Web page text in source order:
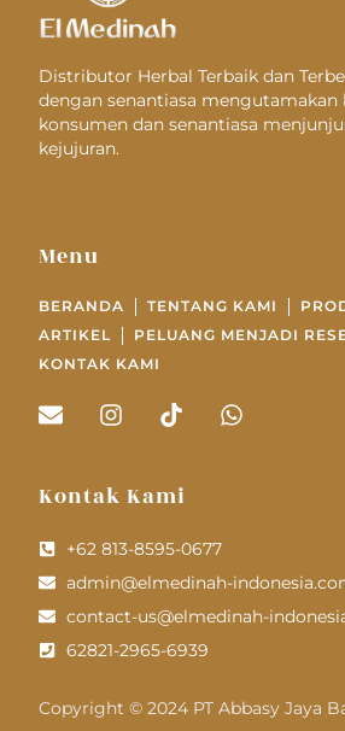
Distributor Herbal Terbaik dan
dengan senantiasa mengutamakan
konsumen dan senantiasa
kejujuran.
Menu
BERANDA TENTANG KAMI
ARTIKEL
PELUANG MENJADI
KONTAK KAMI
Kontak Kami
+62 813-8595-0677
admin@elmedinah-
contact-us@elmedinah-
62821-2965-6939
Copyright © 2024 PT Abbasy Jaya